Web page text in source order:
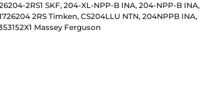
2RS1 SKF, 204-XL-NPP-B INA, 204-NPP-B INA,
2RS Timken, CS204LLU NTN, 204NPPB INA,
Massey Ferguson